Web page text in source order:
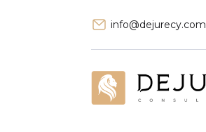
info@dejurecy.com